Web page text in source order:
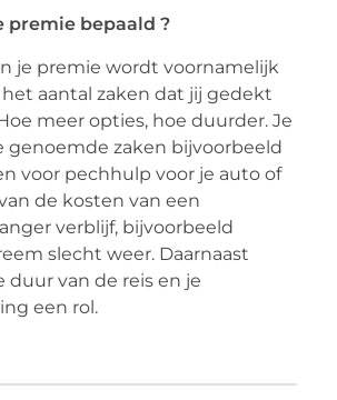
premie bepaald ?
je premie wordt voornamelijk
aantal zaken dat jij gedekt
meer opties, hoe duurder. Je
genoemde zaken bijvoorbeeld
voor pechhulp voor je auto of
de kosten van een
verblijf, bijvoorbeeld
slecht weer. Daarnaast
duur van de reis en je
een rol.